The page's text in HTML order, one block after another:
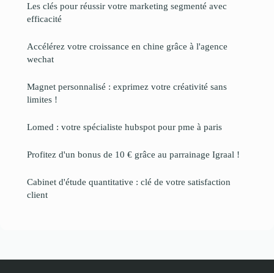
Les clés pour réussir votre marketing segmenté avec
efficacité
Accélérez votre croissance en chine grâce à l'agence
wechat
Magnet personnalisé : exprimez votre créativité sans
limites !
Lomed : votre spécialiste hubspot pour pme à paris
Profitez d'un bonus de 10 € grâce au parrainage Igraal !
Cabinet d'étude quantitative : clé de votre satisfaction
client